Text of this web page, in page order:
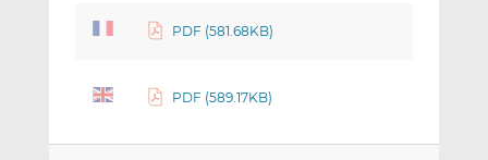
do
PDF (581.68KB)
PDF (589.17KB)